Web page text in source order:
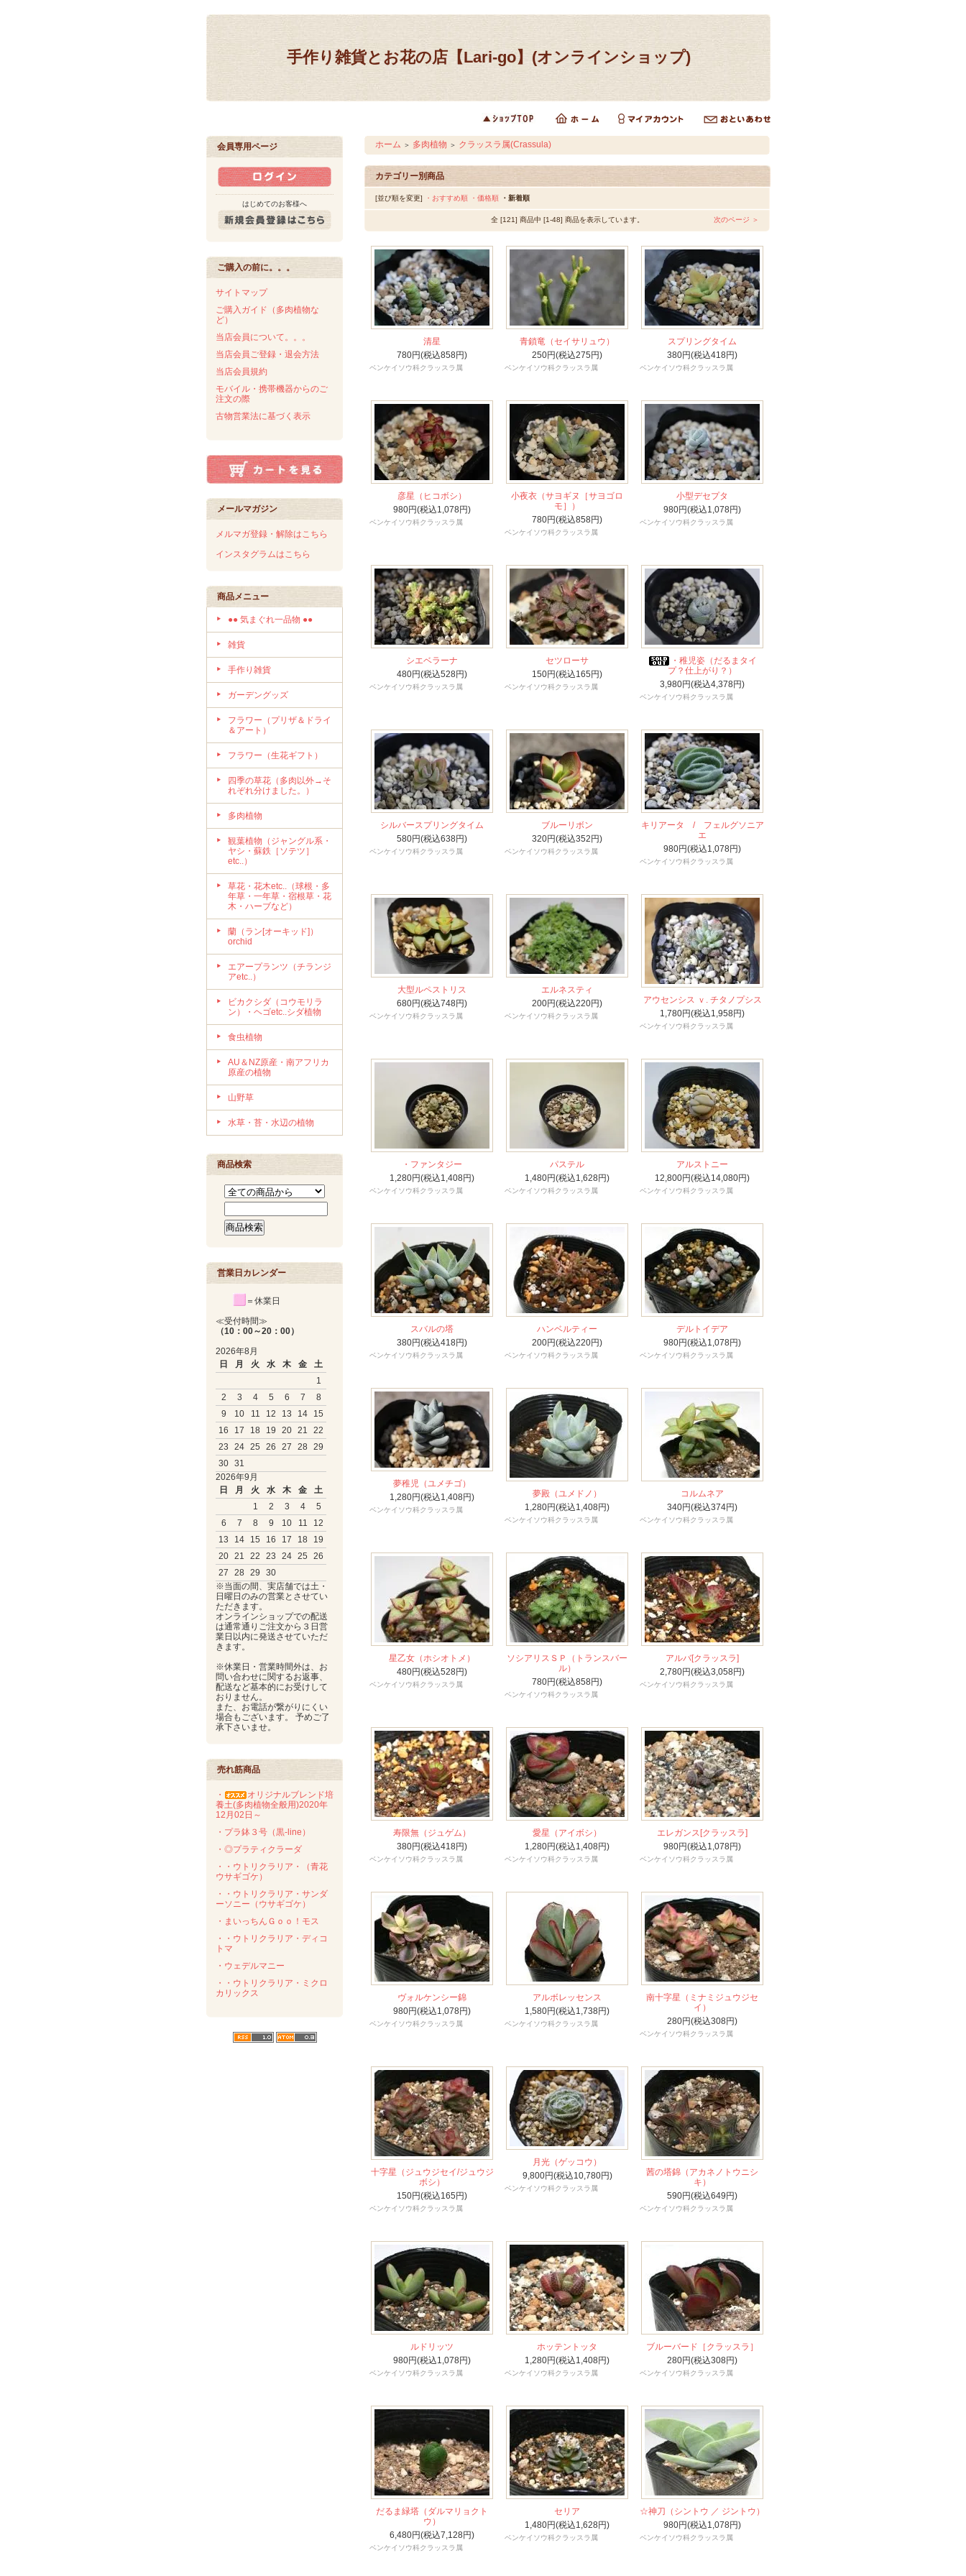
手作り雑貨とお花の店【Lari-go】(オンラインショップ)
会員専用ページ
はじめてのお客様へ
ご購入の前に。。。
サイトマップ
ご購入ガイド（多肉植物な
ど）
当店会員について。。。
当店会員ご登録・退会方法
当店会員規約
モバイル・携帯機器からのご
注文の際
古物営業法に基づく表示
メールマガジン
メルマガ登録・解除はこちら
インスタグラムはこちら
商品メニュー
●● 気まぐれ一品物 ●●
雑貨
手作り雑貨
ガーデングッズ
フラワー（プリザ＆ドライ
＆アート）
フラワー（生花ギフト）
四季の草花（多肉以外→そ
れぞれ分けました。）
多肉植物
観葉植物（ジャングル系・
ヤシ・蘇鉄［ソテツ］
etc..）
草花・花木etc..（球根・多
年草・一年草・宿根草・花
木・ハーブなど）
蘭（ラン[オーキッド]）
orchid
エアープランツ（チランジ
アetc..）
ビカクシダ（コウモリラ
ン）・ヘゴetc..シダ植物
食虫植物
AU＆NZ原産・南アフリカ
原産の植物
山野草
水草・苔・水辺の植物
商品検索
営業日カレンダー
＝休業日
≪受付時間≫
（10：00～20：00）
2026年8月
日
月 火 水 木 金
土
1
2
3 4 5 6 7
8
9
10 11 12 13 14
15
16
17 18 19 20 21
22
23
24 25 26 27 28 29
30 31
2026年9月
日
月 火 水 木 金
土
1
2 3 4
5
6
7 8 9 10 11
12
13
14 15 16 17 18
19
20 21 22 23 24 25
26
27
28 29
30
※当面の間、実店舗では土・
日曜日のみの営業とさせてい
ただきます。
オンラインショップでの配送
は通常通りご注文から３日営
業日以内に発送させていただ
きます。
※休業日・営業時間外は、お
問い合わせに関するお返事、
配送など基本的にお受けして
おりません。
また、お電話が繋がりにくい
場合もございます。 予めご了
承下さいませ。
売れ筋商品
・
オリジナルブレンド培
養土(多肉植物全般用)2020年
12月02日～
・プラ鉢３号（黒-line）
・◎プラティクラーダ
・・ウトリクラリア・（青花
ウサギゴケ）
・・ウトリクラリア・サンダ
ーソニー（ウサギゴケ）
・まいっちんＧｏｏ！モス
・・ウトリクラリア・ディコ
トマ
・ウェデルマニー
・・ウトリクラリア・ミクロ
カリックス
ホーム ＞ 多肉植物 ＞ クラッスラ属(Crassula)
カテゴリー別商品
[並び順を変更] ・おすすめ順 ・価格順 ・新着順
全 [121] 商品中 [1-48] 商品を表示しています。 次のページ ＞
清星
780円(税込858円)
ベンケイソウ科クラッスラ属
青鎖竜（セイサリュウ）
250円(税込275円)
ベンケイソウ科クラッスラ属
スプリングタイム
380円(税込418円)
ベンケイソウ科クラッスラ属
彦星（ヒコボシ）
980円(税込1,078円)
ベンケイソウ科クラッスラ属
小夜衣（サヨギヌ［サヨゴロ
モ］）
780円(税込858円)
ベンケイソウ科クラッスラ属
小型デセプタ
980円(税込1,078円)
ベンケイソウ科クラッスラ属
シエベラーナ
480円(税込528円)
ベンケイソウ科クラッスラ属
セツローサ
150円(税込165円)
ベンケイソウ科クラッスラ属
・稚児姿（だるまタイ
プ？仕上がり？）
3,980円(税込4,378円)
ベンケイソウ科クラッスラ属
シルバースプリングタイム
580円(税込638円)
ベンケイソウ科クラッスラ属
ブルーリボン
320円(税込352円)
ベンケイソウ科クラッスラ属
キリアータ / フェルグソニア
エ
980円(税込1,078円)
ベンケイソウ科クラッスラ属
大型ルペストリス
680円(税込748円)
ベンケイソウ科クラッスラ属
エルネスティ
200円(税込220円)
ベンケイソウ科クラッスラ属
アウセンシス ｖ. チタノプシス
1,780円(税込1,958円)
ベンケイソウ科クラッスラ属
・ファンタジー
1,280円(税込1,408円)
ベンケイソウ科クラッスラ属
パステル
1,480円(税込1,628円)
ベンケイソウ科クラッスラ属
アルストニー
12,800円(税込14,080円)
ベンケイソウ科クラッスラ属
スバルの塔
380円(税込418円)
ベンケイソウ科クラッスラ属
ハンベルティー
200円(税込220円)
ベンケイソウ科クラッスラ属
デルトイデア
980円(税込1,078円)
ベンケイソウ科クラッスラ属
夢稚児（ユメチゴ）
1,280円(税込1,408円)
ベンケイソウ科クラッスラ属
夢殿（ユメドノ）
1,280円(税込1,408円)
ベンケイソウ科クラッスラ属
コルムネア
340円(税込374円)
ベンケイソウ科クラッスラ属
星乙女（ホシオトメ）
480円(税込528円)
ベンケイソウ科クラッスラ属
ソシアリスＳＰ（トランスバー
ル）
780円(税込858円)
ベンケイソウ科クラッスラ属
アルバ[クラッスラ]
2,780円(税込3,058円)
ベンケイソウ科クラッスラ属
寿限無（ジュゲム）
380円(税込418円)
ベンケイソウ科クラッスラ属
愛星（アイボシ）
1,280円(税込1,408円)
ベンケイソウ科クラッスラ属
エレガンス[クラッスラ]
980円(税込1,078円)
ベンケイソウ科クラッスラ属
ヴォルケンシー錦
980円(税込1,078円)
ベンケイソウ科クラッスラ属
アルボレッセンス
1,580円(税込1,738円)
ベンケイソウ科クラッスラ属
南十字星（ミナミジュウジセ
イ）
280円(税込308円)
ベンケイソウ科クラッスラ属
十字星（ジュウジセイ/ジュウジ
ボシ）
150円(税込165円)
ベンケイソウ科クラッスラ属
月光（ゲッコウ）
9,800円(税込10,780円)
ベンケイソウ科クラッスラ属
茜の塔錦（アカネノトウニシ
キ）
590円(税込649円)
ベンケイソウ科クラッスラ属
ルドリッツ
980円(税込1,078円)
ベンケイソウ科クラッスラ属
ホッテントッタ
1,280円(税込1,408円)
ベンケイソウ科クラッスラ属
ブルーバード［クラッスラ］
280円(税込308円)
ベンケイソウ科クラッスラ属
だるま緑塔（ダルマリョクト
ウ）
6,480円(税込7,128円)
ベンケイソウ科クラッスラ属
セリア
1,480円(税込1,628円)
ベンケイソウ科クラッスラ属
☆神刀（シントウ ／ ジントウ）
980円(税込1,078円)
ベンケイソウ科クラッスラ属